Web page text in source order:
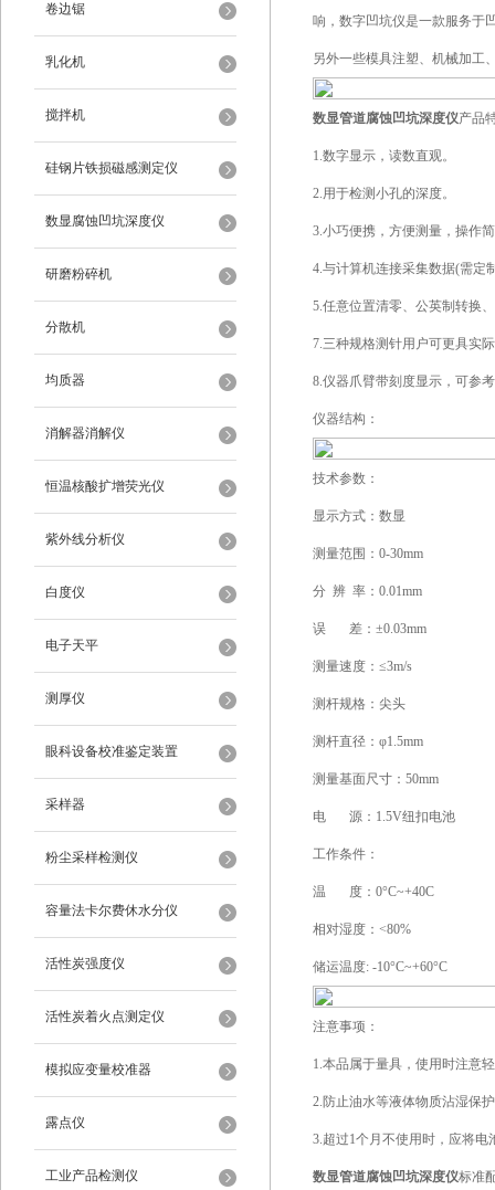
卷边锯
乳化机
搅拌机
硅钢片铁损磁感测定仪
数显腐蚀凹坑深度仪
研磨粉碎机
分散机
均质器
消解器消解仪
恒温核酸扩增荧光仪
紫外线分析仪
白度仪
电子天平
测厚仪
眼科设备校准鉴定装置
采样器
粉尘采样检测仪
容量法卡尔费休水分仪
活性炭强度仪
活性炭着火点测定仪
模拟应变量校准器
露点仪
工业产品检测仪
响，数字凹坑仪是一款服务于
另外一些模具注塑、机械加工
数显管道腐蚀凹坑深度仪产品
1.数字显示，读数直观。
2.用于检测小孔的深度。
3.小巧便携，方便测量，操作
4.与计算机连接采集数据(需定
5.任意位置清零、公英制转换
7.三种规格测针用户可更具实
8.仪器爪臂带刻度显示，可参
仪器结构：
技术参数：
显示方式：数显
测量范围：0-30mm
分 辨 率：0.01mm
误 差：±0.03mm
测量速度：≤3m/s
测杆规格：尖头
测杆直径：φ1.5mm
测量基面尺寸：50mm
电 源：1.5V纽扣电池
工作条件：
温 度：0°C~+40C
相对湿度：<80%
储运温度: -10°C~+60°C
注意事项：
1.本品属于量具，使用时注意
2.防止油水等液体物质沾湿保
3.超过1个月不使用时，应将电
数显管道腐蚀凹坑深度仪标准